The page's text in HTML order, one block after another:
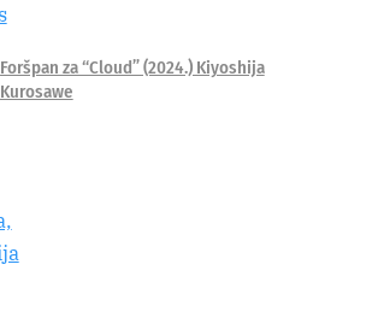
Foršpan za “Cloud” (2024.) Kiyoshija
Kurosawe